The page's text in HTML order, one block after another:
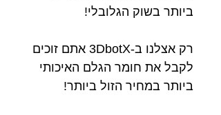
ביותר בשוק הגלובלי!
רק אצלנו ב-3DbotX אתם זוכים
לקבל את חומר הגלם האיכותי
ביותר במחיר הזול ביותר!